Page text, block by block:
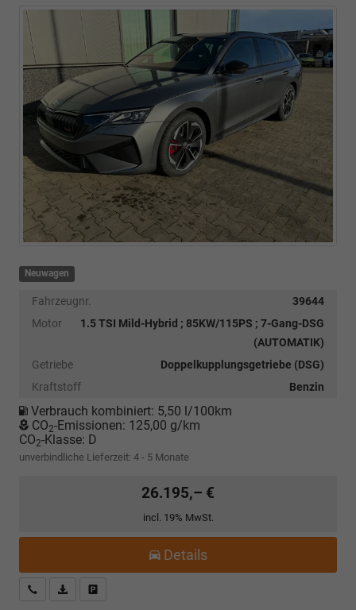
Neuwagen
Fahrzeugnr.
39644
Motor
1.5 TSI Mild-Hybrid ; 85KW/115PS ; 7-Gang-DSG
(AUTOMATIK)
Getriebe
Doppelkupplungsgetriebe (DSG)
Kraftstoff
Benzin
Verbrauch kombiniert: 5,50 l/100km
CO2-Emissionen: 125,00 g/km
CO2-Klasse: D
unverbindliche Lieferzeit: 4 - 5 Monate
26.195,– €
incl. 19% MwSt.
Details
Kostenloser Rückruf-Service
PDF-Datei, Fahrzeugexposé drucken